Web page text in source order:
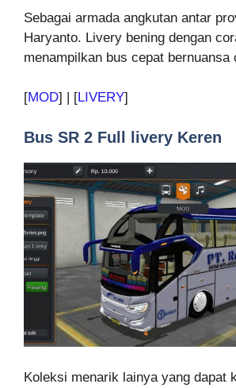
Sebagai armada angkutan antar
Haryanto. Livery bening dengan
menampilkan bus cepat bernuansa
[MOD] | [LIVERY]
Bus SR 2 Full livery Keren
Koleksi menarik lainya yang dapat